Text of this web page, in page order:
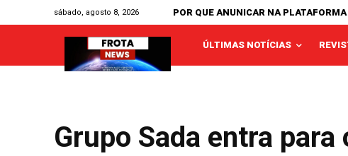
sábado, agosto 8, 2026 POR QUE ANUNICAR NA
ÚLTIMAS NOTÍCIAS
Grupo Sada entra